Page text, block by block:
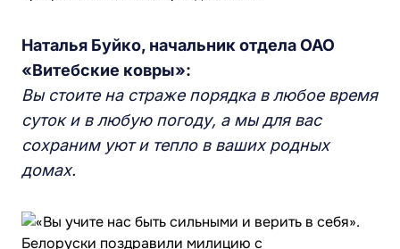
Наталья Буйко, начальник отдела ОАО
«Витебские ковры»:
Вы стоите на страже порядка в любое время
суток и в любую погоду, а мы для вас
сохраним уют и тепло в ваших родных
домах.